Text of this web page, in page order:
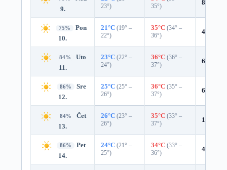
9.
23°)
35°)
8%
75%
Pon
10.
21°C (19° –
22°)
35°C (34° –
36°)
4%
84%
Uto
11.
23°C (22° –
24°)
36°C (36° –
37°)
6%
86%
Sre
12.
25°C (25° –
26°)
36°C (35° –
37°)
6%
84%
Čet
13.
26°C (23° –
26°)
35°C (33° –
37°)
12%
86%
Pet
14.
24°C (21° –
25°)
34°C (33° –
36°)
4%